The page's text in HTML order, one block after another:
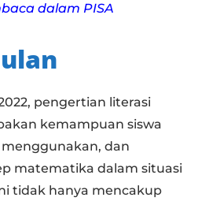
dalam PISA
pengertian literasi
kemampuan siswa
dan
matematika dalam situasi
tidak hanya mencakup